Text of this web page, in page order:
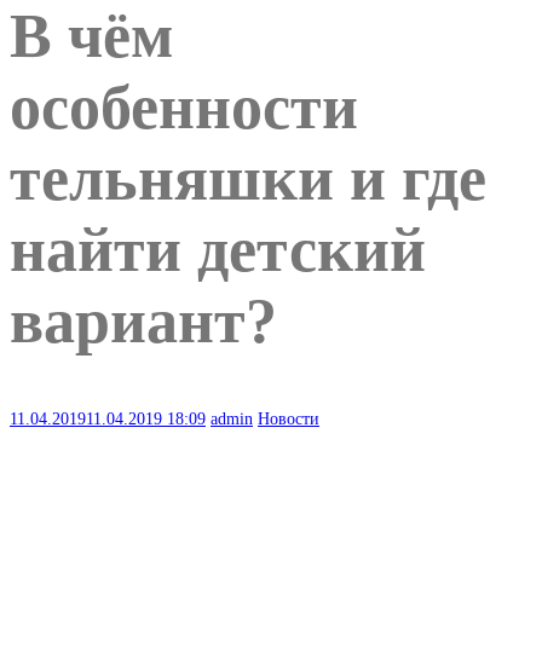
В чём
особенности
тельняшки и где
найти детский
вариант?
11.04.201911.04.2019 18:09 admin Новости